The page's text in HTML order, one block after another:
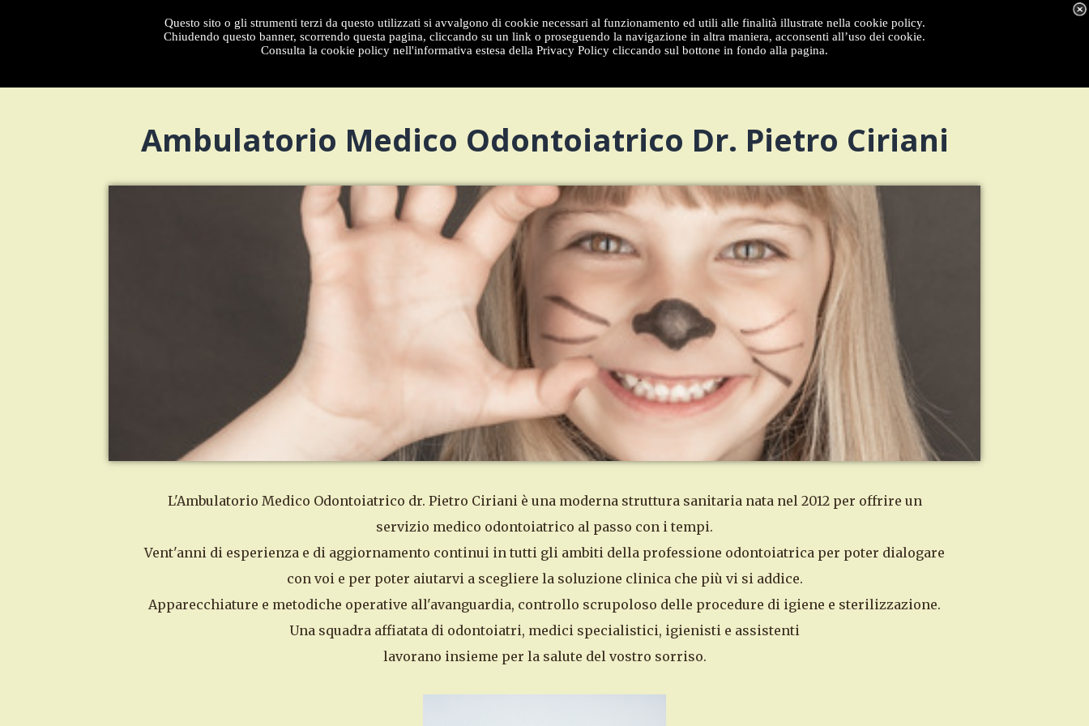
Questo sito o gli strumenti terzi da questo utilizzati si avvalgono di cookie necessari al funzionamento ed utili alle finalità illustrate nella cookie policy.
Chiudendo questo banner, scorrendo questa pagina, cliccando su un link o proseguendo la navigazione in altra maniera, acconsenti all’uso dei cookie.
Consulta la cookie policy nell'informativa estesa della Privacy Policy cliccando sul bottone in fondo alla pagina.
Ambulatorio Medico Odontoiatrico Dr. Pietro Ciriani
L'Ambulatorio Medico Odontoiatrico dr. Pietro Ciriani è una moderna struttura sanitaria nata nel 2012 per offrire un
servizio medico odontoiatrico al passo con i tempi.
Vent'anni di esperienza e di aggiornamento continui in tutti gli ambiti della professione odontoiatrica per poter dialogare
con voi e per poter aiutarvi a scegliere la soluzione clinica che più vi si addice.
Apparecchiature e metodiche operative all'avanguardia, controllo scrupoloso delle procedure di igiene e sterilizzazione.
Una squadra affiatata di odontoiatri, medici specialistici, igienisti e assistenti
lavorano insieme per la salute del vostro sorriso.